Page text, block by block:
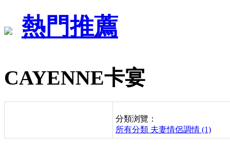
熱門推薦
CAYENNE卡宴
分類浏覽：
所有分類 夫妻情侶調情 (1)